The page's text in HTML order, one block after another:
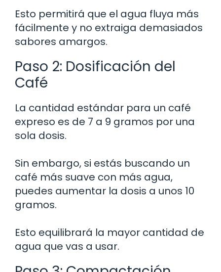
Esto permitirá que el agua fluya más
fácilmente y no extraiga demasiados
sabores amargos.
Paso 2: Dosificación del
Café
La cantidad estándar para un café
expreso es de 7 a 9 gramos por una
sola dosis.
Sin embargo, si estás buscando un
café más suave con más agua,
puedes aumentar la dosis a unos 10
gramos.
Esto equilibrará la mayor cantidad de
agua que vas a usar.